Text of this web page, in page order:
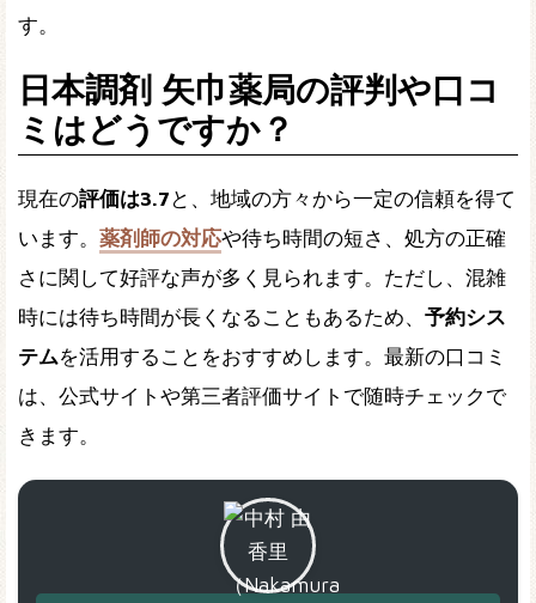
す。
日本調剤 矢巾薬局の評判や口コ
ミはどうですか？
現在の評価は3.7 と、地域の方々から一定の信頼を得て
います。 薬剤師の対応や待ち時間の短さ、処方の正確
さに関して好評な声が多く見られます。ただし、混雑
時には待ち時間が長くなることもあるため、 予約シス
テムを活用することをおすすめします。最新の口コミ
は、公式サイトや第三者評価サイトで随時チェックで
きます。